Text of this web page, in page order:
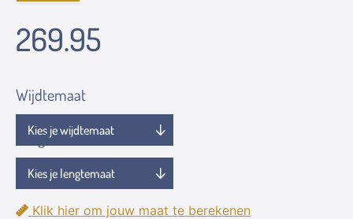
269.95
Wijdtemaat
Lengtemaat
Klik hier om jouw maat te berekenen